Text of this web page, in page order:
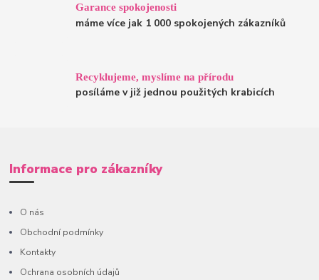
Garance spokojenosti
máme více jak 1 000 spokojených zákazníků
Recyklujeme, myslíme na přírodu
posíláme v již jednou použitých krabicích
Informace pro zákazníky
O nás
Obchodní podmínky
Kontakty
Ochrana osobních údajů